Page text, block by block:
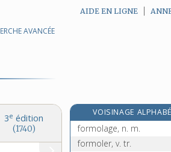
AVANCÉE
AIDE EN LIGNE
3e édition
(1740)
VOISINAGE
formol, n. m.
formolage, n. m.
formoler, v. tr.